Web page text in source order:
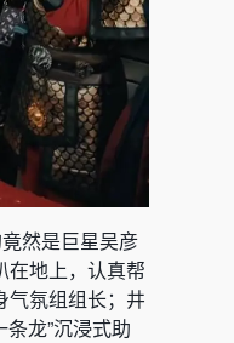
然是巨星吴彦
在地上，认真帮
气氛组组长；井
龙”沉浸式助